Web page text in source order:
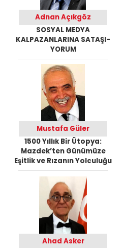
Adnan Açıkgöz
SOSYAL MEDYA
KALPAZANLARINA SATAŞI-
YORUM
Mustafa Güler
1500 Yıllık Bir Ütopya:
Mazdek’ten Günümüze
Eşitlik ve Rızanın Yolculuğu
Ahad Asker